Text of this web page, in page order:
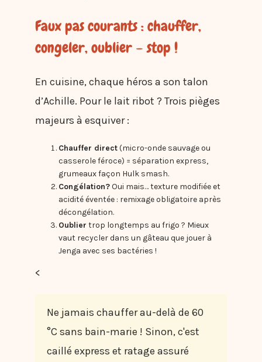
Faux pas courants : chauffer,
congeler, oublier – stop !
En cuisine, chaque héros a son talon
d’Achille. Pour le lait ribot ? Trois pièges
majeurs à esquiver :
Chauffer direct(micro-onde sauvage ou
casserole féroce) = séparation express,
grumeaux façon Hulk smash.
Congélation?Oui mais… texture modifiée et
acidité éventée : remixage obligatoire après
décongélation.
Oublier trop longtemps au frigo ? Mieux
vaut recycler dans un gâteau que jouer à
Jenga avec ses bactéries !
<
Ne jamais chauffer au-delà de 60
°C sans bain-marie ! Sinon, c'est
caillé express et ratage assuré